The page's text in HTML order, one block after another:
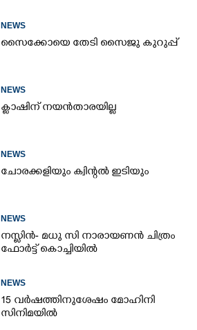
NEWS
സൈക്കോയെ തേടി സൈജു കുറുപ്പ്
NEWS
ക്ലാഷിന് നയൻതാരയില്ല
NEWS
ചോരക്കളിയും ക്വിന്റൽ ഇടിയും
NEWS
നസ്ലിൻ- മധു സി നാരായണൻ ചിത്രം
ഫോർട്ട് കൊച്ചിയിൽ
NEWS
15 വർഷത്തിനുശേഷം മോഹിനി
സിനിമയിൽ